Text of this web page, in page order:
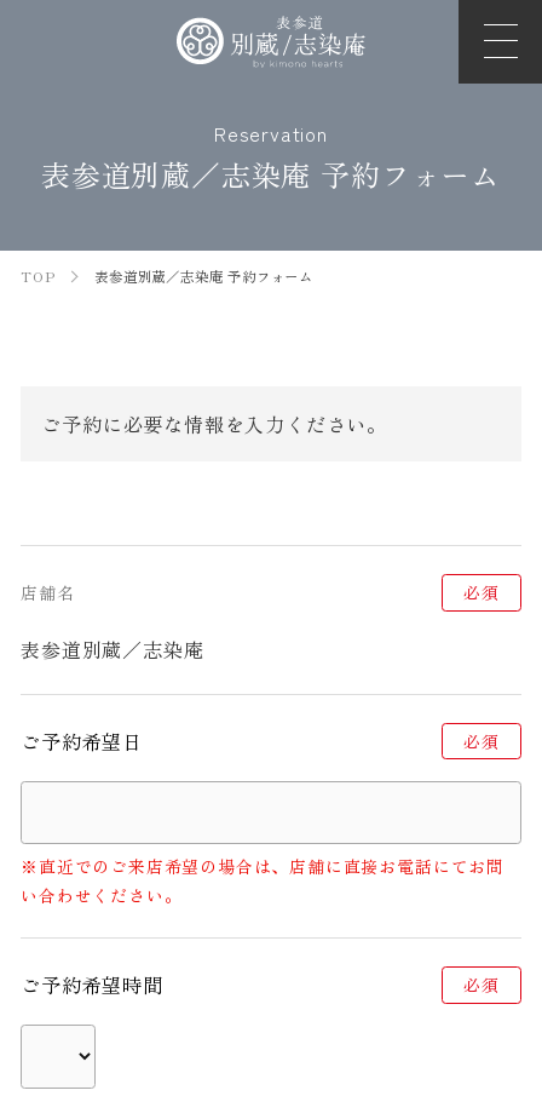
Reservation
表参道別蔵／志染庵 予約フォーム
TOP 表参道別蔵／志染庵 予約フォーム
ご予約に必要な情報を入力ください。
店舗名 必須
表参道別蔵／志染庵
ご予約希望日 必須
※直近でのご来店希望の場合は、店舗に直接お電話にてお問
い合わせください。
ご予約希望時間 必須